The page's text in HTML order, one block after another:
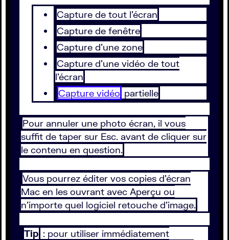
Capture de tout l’écran
Capture de fenêtre
Capture d’une zone
Capture d’une vidéo de tout
l’écran
Capture vidéo partielle
Pour annuler une photo écran, il vous
suffit de taper sur Esc. avant de cliquer sur
le contenu en question.
Vous pourrez éditer vos copies d’écran
Mac en les ouvrant avec Aperçu ou
n’importe quel logiciel retouche d’image.
Tip : pour utiliser immédiatement